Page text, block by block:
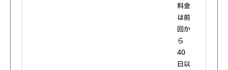
料金
は前
回か
ら
40
日以